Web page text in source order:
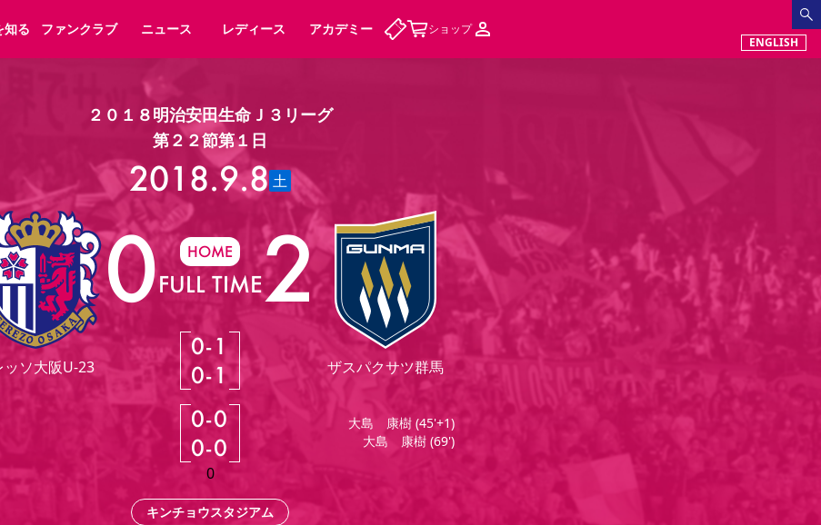
アカデミー
ハナサカプレーヤー
法人シーズンシート 福祉サービス
プログラム 観戦マナー&ルール
アウェイツアー よくある質問
知る
ッフ セレッソアイデアちょうだいな
応援商店街
ト 活動レポート SPORT POSITIVE LEAGUES
ク長居
セレッソスポーツパーク舞洲
供のサッカースクール
大人のサッカースクール
ファンクラブ
婚姻届・出生届・命名書
ニュース
パートナー スポーツクラブ メディア
レディース アカデミー
ショップ
ENGLISH
２０１８明治安田生命Ｊ３リーグ
第２２節第１日
2018.9.8 土
ッソ大阪U-23
0 HOME
FULL TIME2
0-1
0-1
0-0
0-0
0
ザスパクサツ群馬
大島 康樹 (45'+1)
大島 康樹 (69')
キンチョウスタジアム